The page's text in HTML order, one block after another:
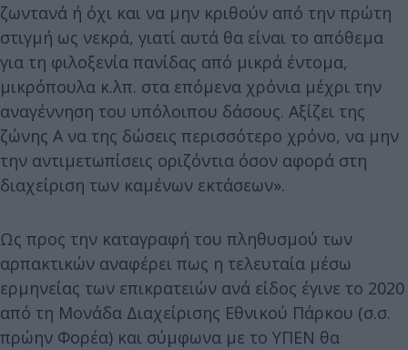
ζωντανά ή όχι και να μην κριθούν από την πρώτη
στιγμή ως νεκρά, γιατί αυτά θα είναι το απόθεμα
για τη φιλοξενία πανίδας από μικρά έντομα,
μικρόπουλα κ.λπ. στα επόμενα χρόνια μέχρι την
αναγέννηση του υπόλοιπου δάσους. Αξίζει της
ζώνης Α να της δώσεις περισσότερο χρόνο, να μην
την αντιμετωπίσεις οριζόντια όσον αφορά στη
διαχείριση των καμένων εκτάσεων».
Ως προς την καταγραφή του πληθυσμού των
αρπακτικών αναφέρει πως η τελευταία μέσω
ερμηνείας των επικρατειών ανά είδος έγινε το 2020
από τη Μονάδα Διαχείρισης Εθνικού Πάρκου (σ.σ.
πρώην Φορέα) και σύμφωνα με το ΥΠΕΝ θα